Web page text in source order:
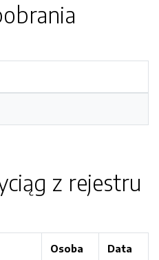
z rejestru
Osoba Data